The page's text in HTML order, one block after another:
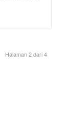
Halaman 2 dari 4